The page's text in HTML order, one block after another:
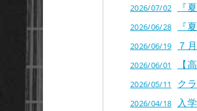
2026/07/02 『
2026/06/28 『
2026/06/19 ７
2026/06/01 【
2026/05/11 ク
2026/04/18 入